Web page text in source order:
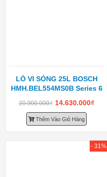
LÒ VI SÓNG 25L BOSCH
HMH.BEL554MS0B Series 6
20.900.000₫ 14.630.000₫
Thêm Vào Giỏ Hàng
- 31%